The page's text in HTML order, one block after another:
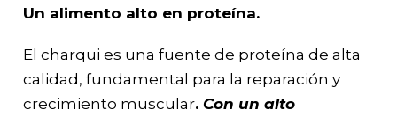
Un alimento alto en proteína.
El charqui es una fuente de proteína de alta
calidad, fundamental para la reparación y
crecimiento muscular.Con un alto